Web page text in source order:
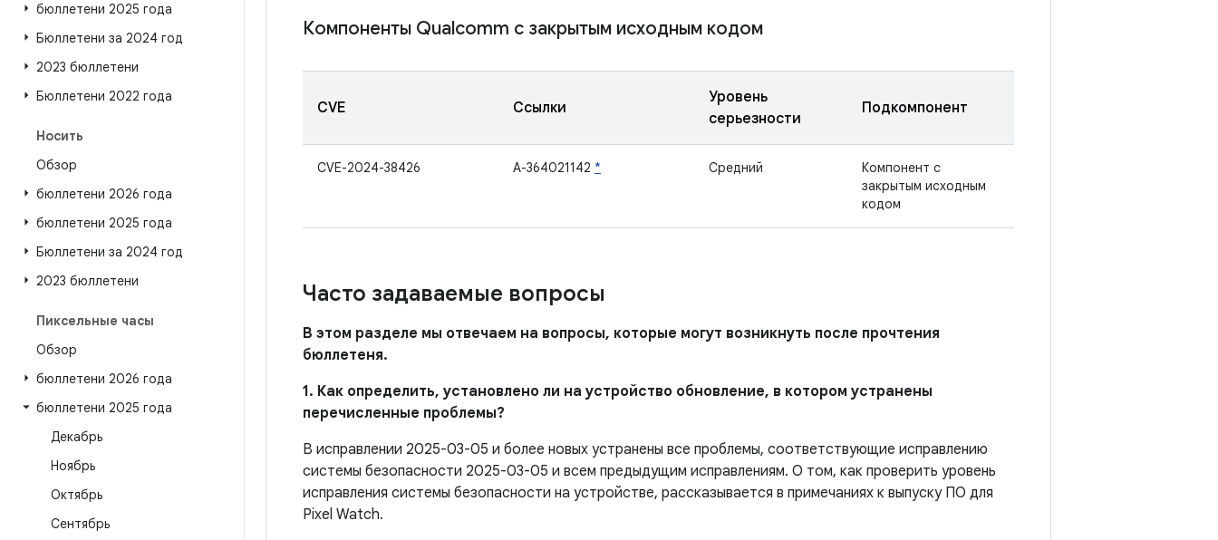
бюллетени 2025 года
Бюллетени за 2024 год
2023 бюллетени
Бюллетени 2022 года
Носить
Обзор
бюллетени 2026 года
бюллетени 2025 года
Бюллетени за 2024 год
2023 бюллетени
Пиксельные часы
Обзор
бюллетени 2026 года
бюллетени 2025 года
Декабрь
Ноябрь
Октябрь
Сентябрь
Компоненты Qualcomm с закрытым исходным кодом
CVE Ссылки
Уровень
серьезности
Подкомпонент
CVE-2024-38426 A-364021142 * Средний
Компонент с
закрытым исходным
кодом
Часто задаваемые вопросы
В этом разделе мы отвечаем на вопросы, которые могут возникнуть после прочтения
бюллетеня.
1. Как определить, установлено ли на устройство обновление, в котором устранены
перечисленные проблемы?
В исправлении 2025-03-05 и более новых устранены все проблемы, соответствующие исправлению
системы безопасности 2025-03-05 и всем предыдущим исправлениям. О том, как проверить уровень
исправления системы безопасности на устройстве, рассказывается в примечаниях к выпуску ПО для
Pixel Watch.